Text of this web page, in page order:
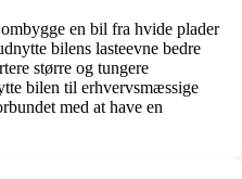
en bil fra hvide plader
bilens lasteevne bedre
større og tungere
bilen til erhvervsmæssige
med at have en